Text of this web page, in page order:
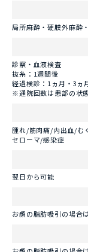
局所麻酔・硬膜外麻酔
診察・血液検査
抜糸：1週間後
経過検診：1ヵ月・3ヵ
※通院回数は患部の状
腫れ/筋肉痛/内出血/む
セローマ/感染症
翌日から可能
お顔の脂肪吸引の場合